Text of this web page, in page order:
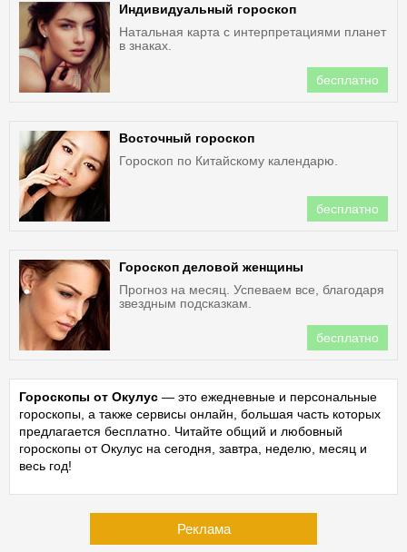
Индивидуальный гороскоп
Натальная карта с интерпретациями планет
в знаках.
бесплатно
Восточный гороскоп
Гороскоп по Китайскому календарю.
бесплатно
Гороскоп деловой женщины
Прогноз на месяц. Успеваем все, благодаря
звездным подсказкам.
бесплатно
Гороскопы от Окулус — это ежедневные и персональные
гороскопы, а также сервисы онлайн, большая часть которых
предлагается бесплатно. Читайте общий и любовный
гороскопы от Окулус на сегодня, завтра, неделю, месяц и
весь год!
Реклама